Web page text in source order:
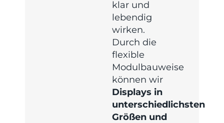
klar und
lebendig
wirken.
Durch die
flexible
Modulbauweise
können wir
Displays in
unterschiedlichsten
Größen und